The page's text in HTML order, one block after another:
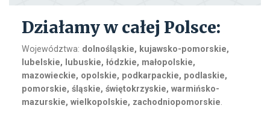
Działamy w całej Polsce:
Województwa: dolnośląskie, kujawsko-pomorskie,
lubelskie, lubuskie, łódzkie, małopolskie,
mazowieckie, opolskie, podkarpackie, podlaskie,
pomorskie, śląskie, świętokrzyskie, warmińsko-
mazurskie, wielkopolskie, zachodniopomorskie.